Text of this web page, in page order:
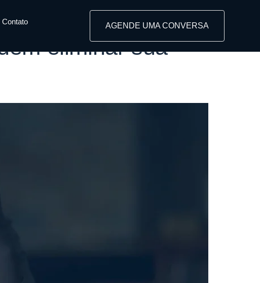
Contato AGENDE UMA CONVERSA
eliminar sua